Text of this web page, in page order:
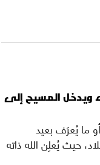
ويدخل المسيح إلى
ما يُعرَف بعيد
حيث يُعلِن الله ذاته